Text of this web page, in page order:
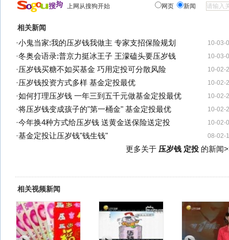
上网从搜狗开始 网页 新闻
相关新闻
10-03-
·小鬼当家:我的压岁钱我做主 专家支招保险规划
10-03-
·冬奥会语录:普京力挺冰王子 王濛磕头要压岁钱
10-02-
·压岁钱买糖不如买基金 巧用定投可分散风险
10-02-
·压岁钱投资方式多样 基金定投最优
10-02-
·如何打理压岁钱 一年三到五千元做基金定投最优
10-02-
·将压岁钱变成孩子的"第一桶金" 基金定投最优
10-02-
·今年换4种方式给压岁钱 送黄金送保险送定投
08-02-
·基金定投让压岁钱"钱生钱"
更多关于 压岁钱 定投的新闻
相关视频新闻